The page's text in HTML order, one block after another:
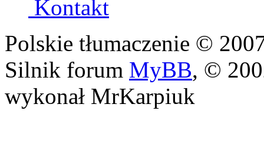
Kontakt
Polskie tłumaczenie ©
Silnik forum MyBB, ©
wykonał MrKarpiuk